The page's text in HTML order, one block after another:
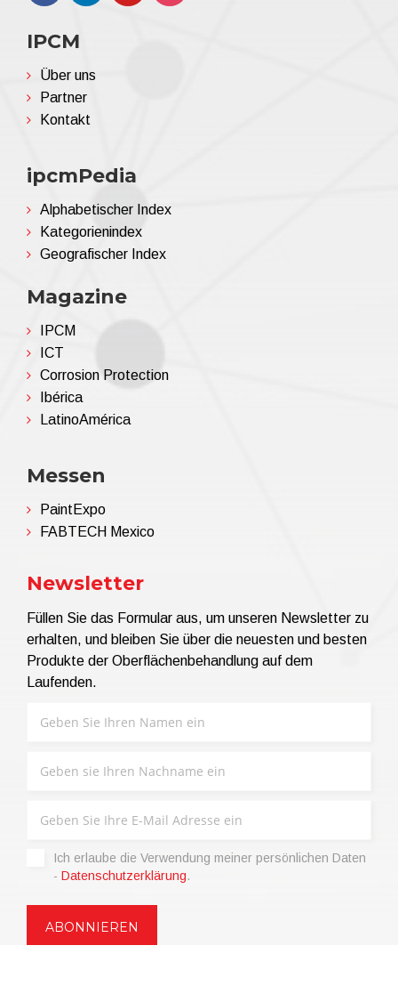
IPCM
Über uns
Partner
Kontakt
ipcmPedia
Alphabetischer Index
Kategorienindex
Geografischer Index
Magazine
IPCM
ICT
Corrosion Protection
Ibérica
LatinoAmérica
Messen
PaintExpo
FABTECH Mexico
Newsletter
Füllen Sie das Formular aus, um unseren Newsletter zu
erhalten, und bleiben Sie über die neuesten und besten
Produkte der Oberflächenbehandlung auf dem
Laufenden.
Ich erlaube die Verwendung meiner persönlichen Daten
- Datenschutzerklärung.